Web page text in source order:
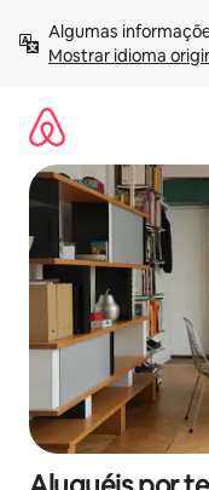
para
Mostrar idioma